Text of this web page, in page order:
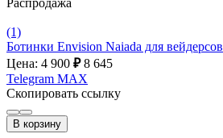
(1)
Ботинки Envision Naiada для вейдерсов
Цена: 4 900 ₽ 8 645
Telegram MAX
Скопировать ссылку
В корзину